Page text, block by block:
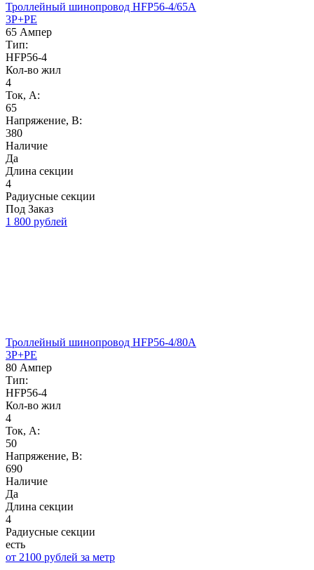
Троллейный шинопровод HFP56-4/65A
3P+PE
65 Ампер
Тип:
HFP56-4
Кол-во жил
4
Ток, А:
65
Напряжение, B:
380
Наличие
Да
Длина секции
4
Радиусные секции
Под Заказ
1 800 рублей
Троллейный шинопровод HFP56-4/80A
3P+PE
80 Ампер
Тип:
HFP56-4
Кол-во жил
4
Ток, А:
50
Напряжение, B:
690
Наличие
Да
Длина секции
4
Радиусные секции
есть
от 2100 рублей за метр